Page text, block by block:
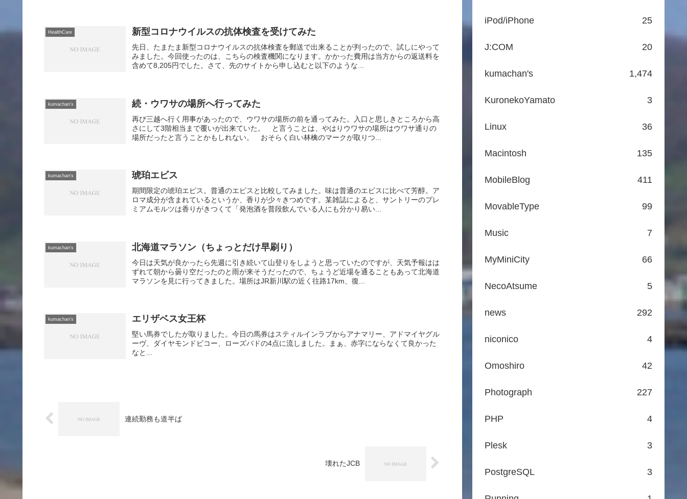
HealthCare 新型コロナウイルスの抗体検査を受けてみた
先日、たまたま新型コロナウイルスの抗体検査を郵送で出来ることが判ったので、試しにやって
みました。今回使ったのは、こちらの検査機関になります。かかった費用は当方からの返送料を
含めて8,205円でした。さて、先のサイトから申し込むと以下のような...
kumachan's 続・ウワサの場所へ行ってみた
再び三越へ行く用事があったので、ウワサの場所の前を通ってみた。入口と思しきところから高
さにして3階相当まで覆いが出来ていた。 と言うことは、やはりウワサの場所はウワサ通りの
場所だったと言うことかもしれない。 おそらく白い林檎のマークが取りつ...
kumachan's 琥珀エビス
期間限定の琥珀エビス。普通のエビスと比較してみました。味は普通のエビスに比べて芳醇。ア
ロマ成分が含まれているというか、香りが少々きつめです。某雑誌によると、サントリーのプレ
ミアムモルツは香りがきつくて「発泡酒を普段飲んでいる人にも分かり易い...
kumachan's 北海道マラソン（ちょっとだけ早刷り）
今日は天気が良かったら先週に引き続いて山登りをしようと思っていたのですが、天気予報はは
ずれて朝から曇り空だったのと雨が来そうだったので、ちょうど近場を通ることもあって北海道
マラソンを見に行ってきました。場所はJR新川駅の近く往路17km、復...
kumachan's エリザベス女王杯
堅い馬券でしたが取りました。今日の馬券はスティルインラブからアナマリー、アドマイヤグル
ーヴ、ダイヤモンドビコー、ローズバドの4点に流しました。まぁ、赤字にならなくて良かった
なと...
連続勤務も道半ば
壊れたJCB
iPod/iPhone 25
J:COM 20
kumachan's 1,474
KuronekoYamato 3
Linux 36
Macintosh 135
MobileBlog 411
MovableType 99
Music 7
MyMiniCity 66
NecoAtsume 5
news 292
niconico 4
Omoshiro 42
Photograph 227
PHP 4
Plesk 3
PostgreSQL 3